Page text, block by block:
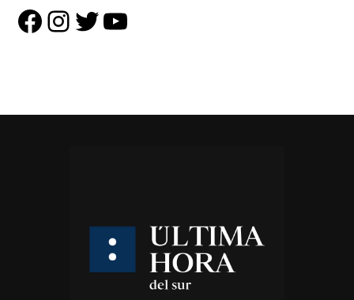
Facebook
Instagram
Twitter
YouTube